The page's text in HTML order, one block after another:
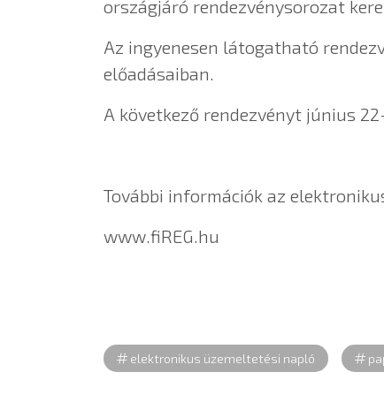
országjáró rendezvénysorozat
Az ingyenesen látogatható
előadásaiban.
A következő rendezvényt június
További információk az
www.fiREG.hu
elektronikus üzemeltetési napló